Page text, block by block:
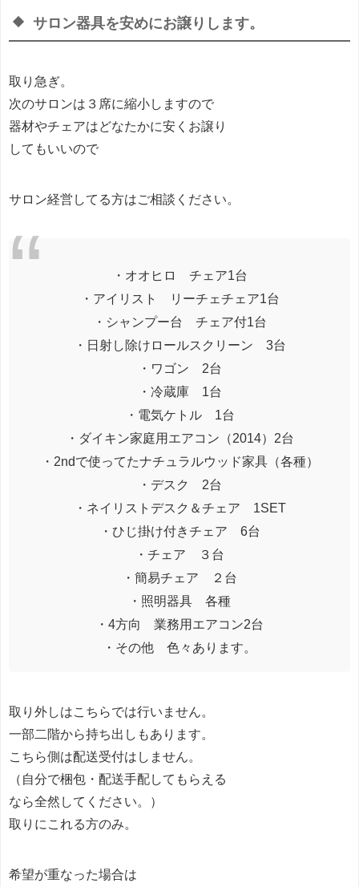
サロン器具を安めにお譲りします。
取り急ぎ。
次のサロンは３席に縮小しますので
器材やチェアはどなたかに安くお譲り
してもいいので
サロン経営してる方はご相談ください。
・オオヒロ チェア1台
・アイリスト リーチェチェア1台
・シャンプー台 チェア付1台
・日射し除けロールスクリーン 3台
・ワゴン 2台
・冷蔵庫 1台
・電気ケトル 1台
・ダイキン家庭用エアコン（2014）2台
・2ndで使ってたナチュラルウッド家具（各種）
・デスク 2台
・ネイリストデスク＆チェア 1SET
・ひじ掛け付きチェア 6台
・チェア ３台
・簡易チェア ２台
・照明器具 各種
・4方向 業務用エアコン2台
・その他 色々あります。
取り外しはこちらでは行いません。
一部二階から持ち出しもあります。
こちら側は配送受付はしません。
（自分で梱包・配送手配してもらえる
なら全然してください。）
取りにこれる方のみ。
希望が重なった場合は